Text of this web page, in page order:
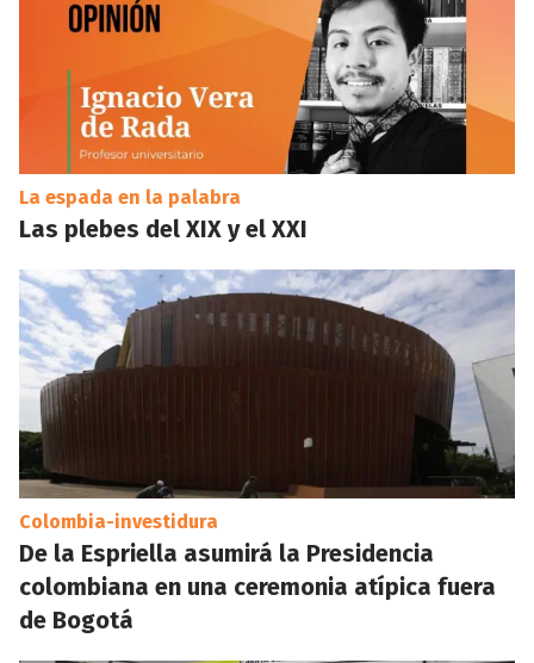
La espada en la palabra
Las plebes del XIX y el XXI
Colombia-investidura
De la Espriella asumirá la Presidencia
colombiana en una ceremonia atípica fuera
de Bogotá